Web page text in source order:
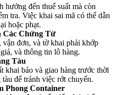
hưởng đến thuế suất mà còn
tra. Việc khai sai mã có thể dẫn
hoặc phạt.
Các Chứng Từ
đơn, và tờ khai phải khớp
và thông tin lô hàng.
Tàu
khai báo và giao hàng trước thời
để tránh việc rớt chuyến.
Phong Container